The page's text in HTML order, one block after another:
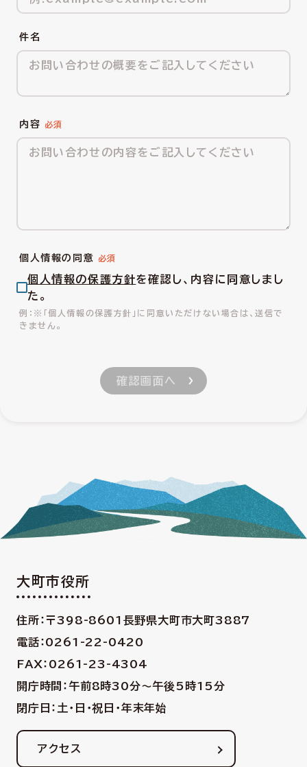
件名
内容
個人情報の同意
個人情報の保護方針を確認し、内容に同意しまし
た。
※「個人情報の保護方針」に同意いただけない場合は、送信で
きません。
大町市役所
住所：〒398-8601 長野県大町市大町3887
電話：0261-22-0420
FAX：0261-23-4304
開庁時間：午前8時30分〜午後5時15分
閉庁日：土・日・祝日・年末年始
アクセス